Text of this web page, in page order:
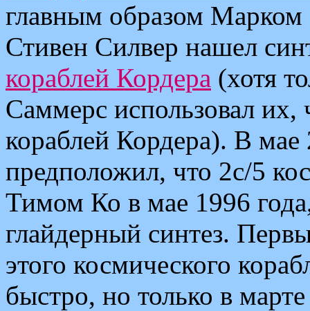
главным образом
Стивен Силвер нашел
кораблей Кордера (хотя
Саммерс использовал
кораблей Кордера). В
предположил, что 2c/5
Тимом Ко в мае 1996
глайдерный синтез.
этого космического
быстро, но только в